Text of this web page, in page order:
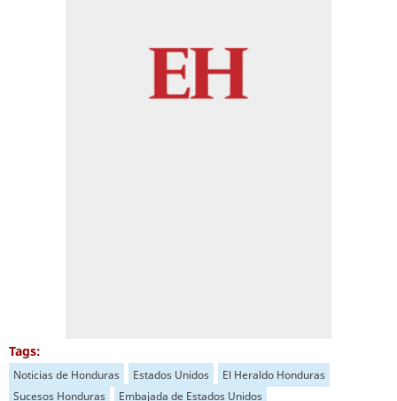
Tags:
Noticias de Honduras Estados Unidos
El Heraldo Honduras
Sucesos Honduras
Embajada de Estados Unidos